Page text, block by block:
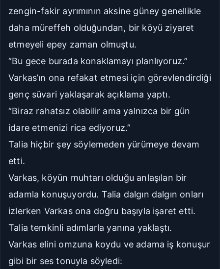
zengin-fakir ayrımının aksine güney genellikle
daha müreffeh olduğundan, bir köyü ziyaret
etmeyeli epey zaman olmuştu.
“Bu gece burada konaklamayı planlıyoruz.”
Varkas’ın ona refakat etmesi için görevlendirdiği
genç süvari yaklaşarak açıklama yaptı.
“Biraz rahatsız olabilir ama yalnızca bir gün
idare etmenizi rica ediyoruz.”
Talia hiçbir şey söylemeden yürümeye devam
etti.
Varkas, köyün muhtarı olduğu anlaşılan bir
adamla konuşuyordu. Talia dalgın dalgın onları
izlerken Varkas ona doğru başıyla işaret etti.
Talia temkinli adımlarla yanına yaklaştı.
Varkas elini omzuna koydu ve adama iş konuşur
gibi bir ses tonuyla söyledi: